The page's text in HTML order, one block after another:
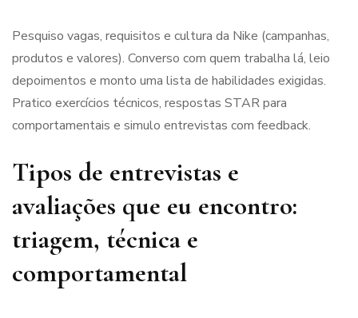
Pesquiso vagas, requisitos e cultura da Nike (campanhas,
produtos e valores). Converso com quem trabalha lá, leio
depoimentos e monto uma lista de habilidades exigidas.
Pratico exercícios técnicos, respostas STAR para
comportamentais e simulo entrevistas com feedback.
Tipos de entrevistas e
avaliações que eu encontro:
triagem, técnica e
comportamental